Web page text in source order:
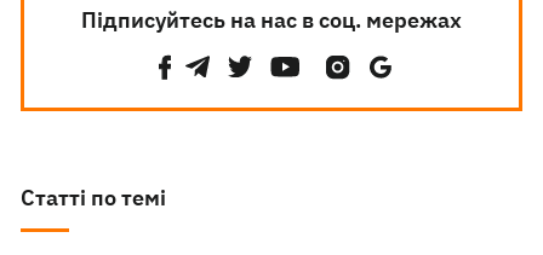
Підписуйтесь на нас в соц. мережах
Статті по темі